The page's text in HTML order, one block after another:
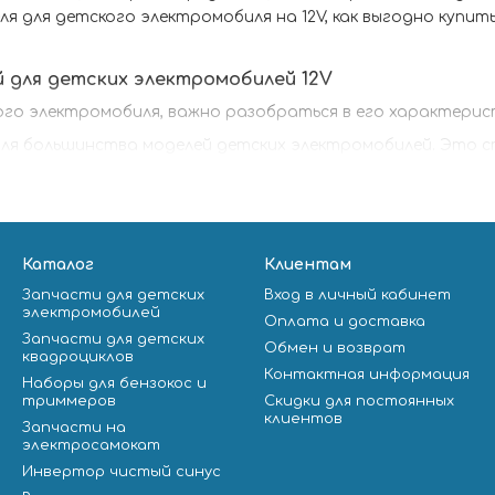
детского электромобиля на 12V, как выгодно
детских электромобилей 12V
электромобиля, важно разобраться в его
важно удостовериться, что выбранный двигатель
подходящие для большинства популярных моделей.
из которых изготовлен двигатель, напрямую
отзывы и рекомендации.
электромобиля на сайте Samurai
ассортимент электродвигателей для детских
контроль качества, что гарантирует долгую службу и
Каталог
Запчасти для детских
электромобилей
Запчасти для детских
квадроциклов
Наборы для бензокос и
триммеров
Запчасти на
электросамокат
Инвертор чистый синус
Клиентам
Вход в личный кабинет
Оплата и доставка
Обмен и возврат
Контактная информация
Скидки для постоянных
клиентов